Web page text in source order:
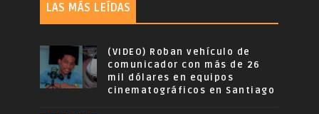
LAS MÁS LEÍDAS
(VIDEO) Roban vehículo de
comunicador con más de 26
mil dólares en equipos
cinematográficos en Santiago